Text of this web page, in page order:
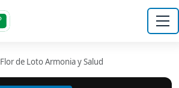
Flor de Loto Armonia y Salud